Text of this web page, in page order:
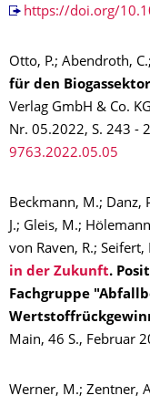
https://doi.org/
Otto, P.; Abendroth,
für den Biogassektor
Verlag GmbH & Co.
Nr. 05.2022, S. 243 -
9763.2022.05.05
Beckmann, M.; Danz,
J.; Gleis, M.;
von Raven, R.; Seifert,
in der Zukunft.
Fachgruppe
Main, 46 S., Februar
Werner, M.; Zentner,